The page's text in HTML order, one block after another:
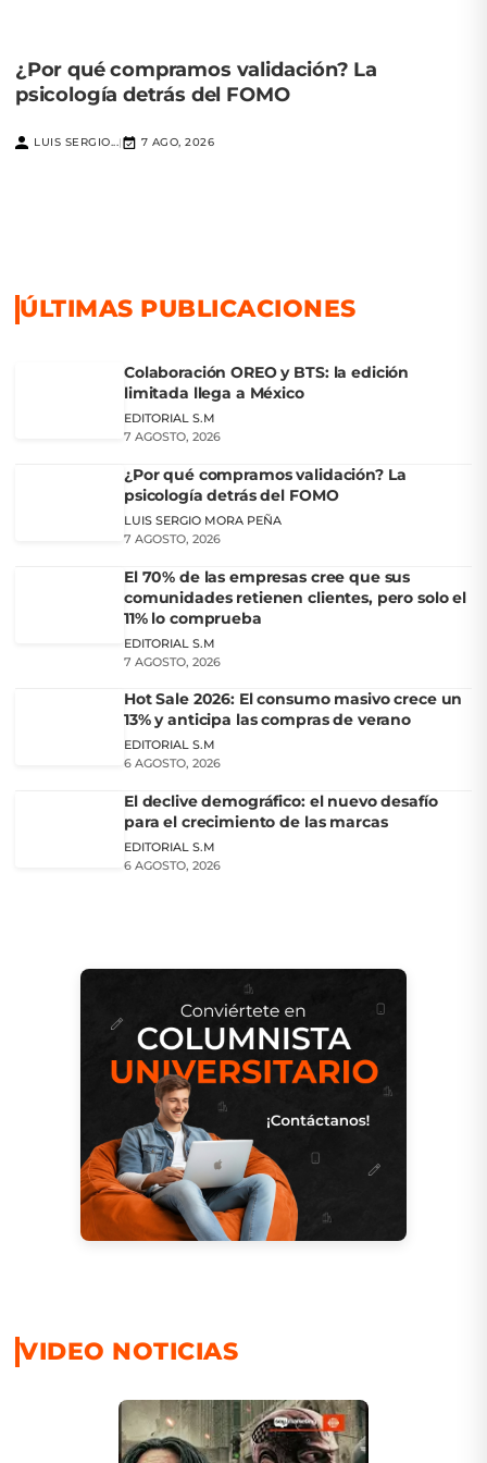
¿Por qué compramos validación? La
psicología detrás del FOMO
LUIS SERGIO...| 7 AGO, 2026
ÚLTIMAS PUBLICACIONES
Colaboración OREO y BTS: la edición
limitada llega a México
EDITORIAL S.M
7 AGOSTO, 2026
¿Por qué compramos validación? La
psicología detrás del FOMO
LUIS SERGIO MORA PEÑA
7 AGOSTO, 2026
El 70% de las empresas cree que sus
comunidades retienen clientes, pero solo el
11% lo comprueba
EDITORIAL S.M
7 AGOSTO, 2026
Hot Sale 2026: El consumo masivo crece un
13% y anticipa las compras de verano
EDITORIAL S.M
6 AGOSTO, 2026
El declive demográfico: el nuevo desafío
para el crecimiento de las marcas
EDITORIAL S.M
6 AGOSTO, 2026
VIDEO NOTICIAS